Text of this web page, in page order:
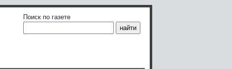
Поиск по газете